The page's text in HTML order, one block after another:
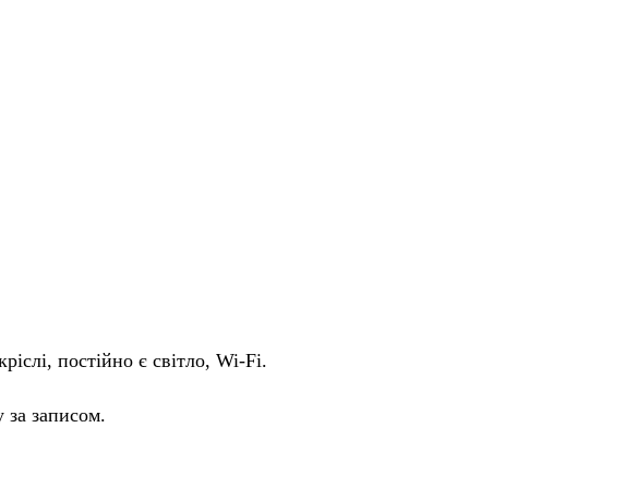
постійно є світло, Wi-Fi.
за записом.